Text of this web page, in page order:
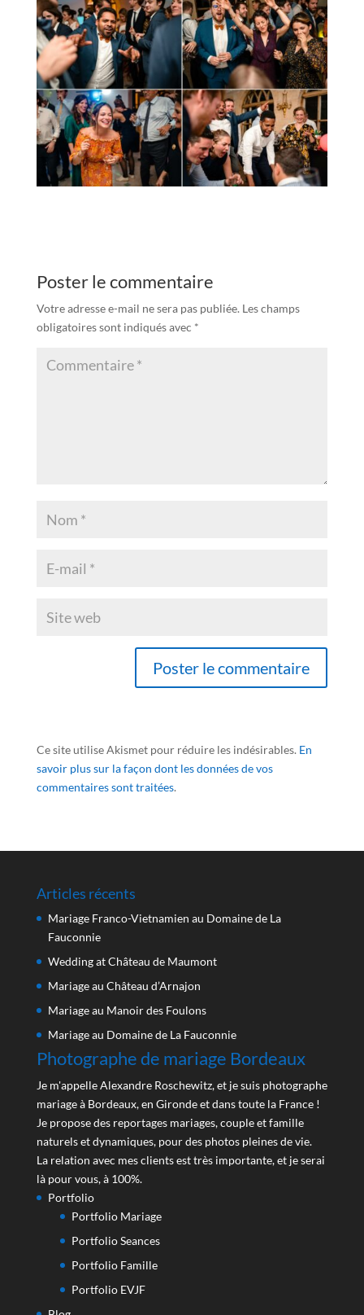
Poster le commentaire
Votre adresse e-mail ne sera pas publiée. Les champs
obligatoires sont indiqués avec *
Ce site utilise Akismet pour réduire les indésirables. En
savoir plus sur la façon dont les données de vos
commentaires sont traitées.
Articles récents
Mariage Franco-Vietnamien au Domaine de La
Fauconnie
Wedding at Château de Maumont
Mariage au Château d’Arnajon
Mariage au Manoir des Foulons
Mariage au Domaine de La Fauconnie
Photographe de mariage Bordeaux
Je m'appelle Alexandre Roschewitz, et je suis photographe
mariage à Bordeaux, en Gironde et dans toute la France !
Je propose des reportages mariages, couple et famille
naturels et dynamiques, pour des photos pleines de vie.
La relation avec mes clients est très importante, et je serai
là pour vous, à 100%.
Portfolio
Portfolio Mariage
Portfolio Seances
Portfolio Famille
Portfolio EVJF